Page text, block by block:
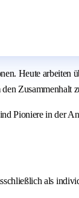
Heute arbeiten
Zusammenhalt
Pioniere in der
als